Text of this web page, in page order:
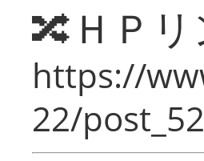
🔀ＨＰ
https://
22/